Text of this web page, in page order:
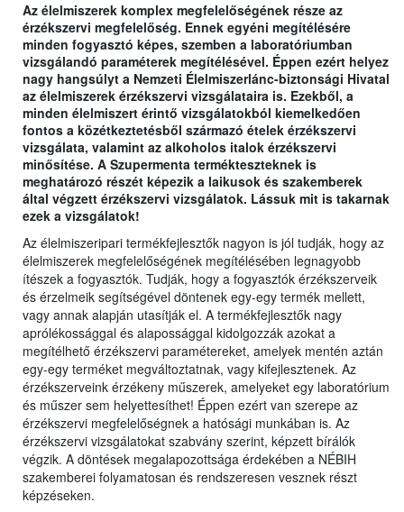
Az élelmiszerek komplex megfelelőségének része az
érzékszervi megfelelőség. Ennek egyéni megítélésére
minden fogyasztó képes, szemben a laboratóriumban
vizsgálandó paraméterek megítélésével. Éppen ezért helyez
nagy hangsúlyt a Nemzeti Élelmiszerlánc-biztonsági Hivatal
az élelmiszerek érzékszervi vizsgálataira is. Ezekből, a
minden élelmiszert érintő vizsgálatokból kiemelkedően
fontos a közétkeztetésből származó ételek érzékszervi
vizsgálata, valamint az alkoholos italok érzékszervi
minősítése. A Szupermenta termékteszteknek is
meghatározó részét képezik a laikusok és szakemberek
által végzett érzékszervi vizsgálatok. Lássuk mit is takarnak
ezek a vizsgálatok!
Az élelmiszeripari termékfejlesztők nagyon is jól tudják, hogy az
élelmiszerek megfelelőségének megítélésében legnagyobb
ítészek a fogyasztók. Tudják, hogy a fogyasztók érzékszerveik
és érzelmeik segítségével döntenek egy-egy termék mellett,
vagy annak alapján utasítják el. A termékfejlesztők nagy
aprólékossággal és alapossággal kidolgozzák azokat a
megítélhető érzékszervi paramétereket, amelyek mentén aztán
egy-egy terméket megváltoztatnak, vagy kifejlesztenek. Az
érzékszerveink érzékeny műszerek, amelyeket egy laboratórium
és műszer sem helyettesíthet! Éppen ezért van szerepe az
érzékszervi megfelelőségnek a hatósági munkában is. Az
érzékszervi vizsgálatokat szabvány szerint, képzett bírálók
végzik. A döntések megalapozottsága érdekében a NÉBIH
szakemberei folyamatosan és rendszeresen vesznek részt
képzéseken.